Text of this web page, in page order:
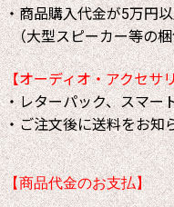
・商品購入代金が5万円
（大型スピーカー等の梱
【オーディオ・アクセサ
・レターパック、スマー
・ご注文後に送料をお知
【商品代金のお支払】